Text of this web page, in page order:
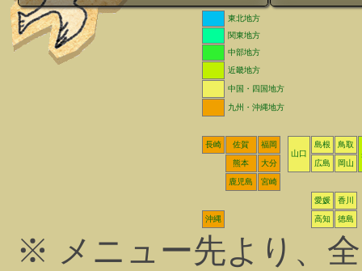
東北地方
関東地方
中部地方
近畿地方
中国・四国地方
九州・沖縄地方
長崎 佐賀
福岡
山口
島根
鳥取
熊本
大分 広島 岡山
鹿児島 宮崎
愛媛 香川
沖縄 高知 徳島
※ メニュー先より、